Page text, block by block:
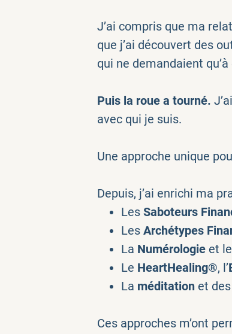
J’ai compris que ma
que j’ai découvert des
qui ne demandaient
Puis la roue a tourné.
avec qui je suis.
Une approche unique
Depuis, j’ai enrichi ma
Les Saboteurs
Les Archétypes
La Numérologie et
Le HeartHealing®, l’
La méditation et
Ces approches m’ont